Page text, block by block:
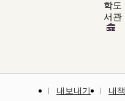
학도
서관
내보내기 내